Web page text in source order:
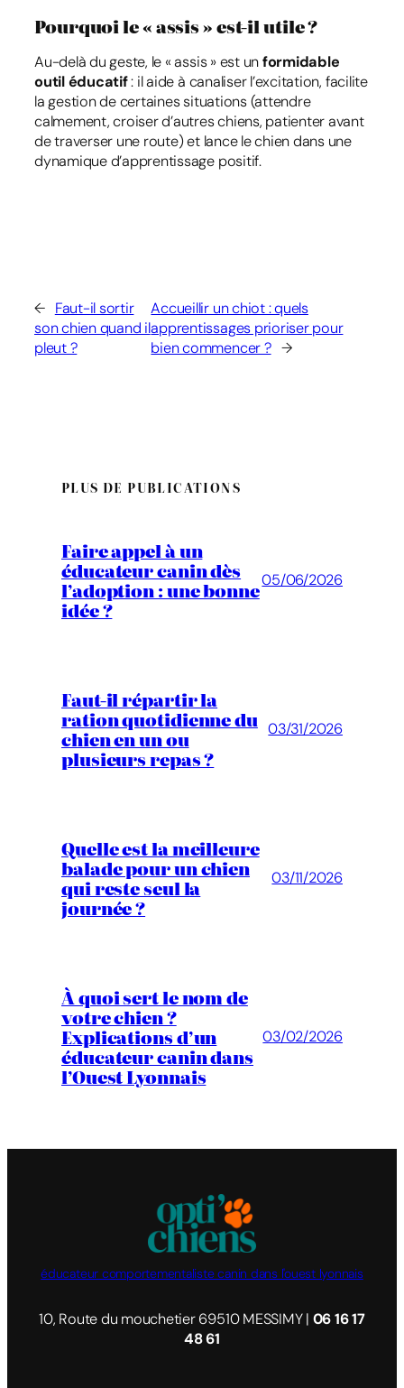
Pourquoi le « assis » est-il utile ?
Au-delà du geste, le « assis » est unformidable
outil éducatif: il aide à canaliser l’excitation, facilite
la gestion de certaines situations (attendre
calmement, croiser d’autres chiens, patienter avant
de traverser une route) et lance le chien dans une
dynamique d’apprentissage positif.
← Faut-il sortir
son chien quand il
pleut ?
Accueillir un chiot : quels
apprentissages prioriser pour
bien commencer ? →
PLUS DE PUBLICATIONS
Faire appel à un
éducateur canin dès
l’adoption : une bonne
idée ?
05/06/2026
Faut-il répartir la
ration quotidienne du
chien en un ou
plusieurs repas ?
03/31/2026
Quelle est la meilleure
balade pour un chien
qui reste seul la
journée ?
03/11/2026
À quoi sert le nom de
votre chien ?
Explications d’un
éducateur canin dans
l’Ouest Lyonnais
03/02/2026
éducateur comportementaliste canin dans l'ouest lyonnais
10, Route du mouchetier 69510 MESSIMY | 06 16 17
48 61